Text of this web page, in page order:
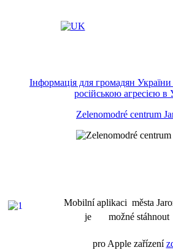
Інформація для громадян України
російською агресією в
Zelenomodré centrum
Mobilní aplikaci města
je možné stáhnout
pro Apple zařízení